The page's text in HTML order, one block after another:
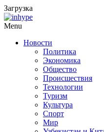
Загрузка
Menu
Новости
Политика
Экономика
Общество
Происшествия
Технологии
Туризм
Культура
Спорт
Мир